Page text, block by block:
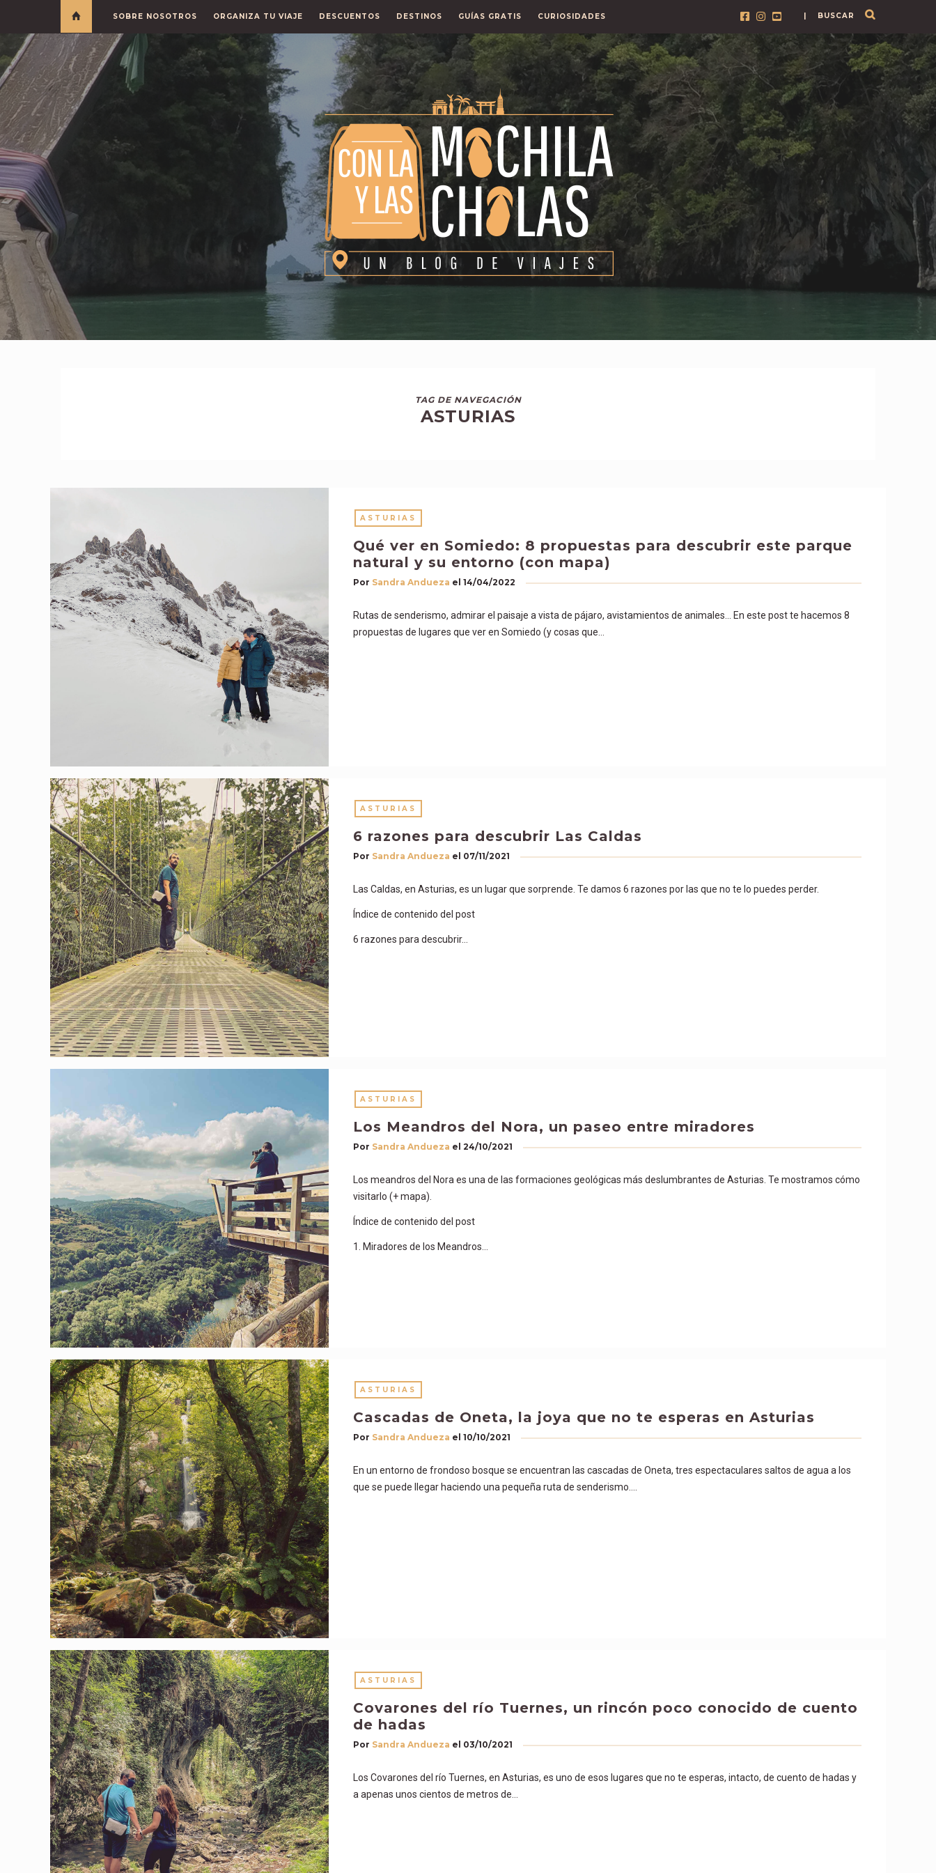
| BUSCAR
SOBRE NOSOTROS ORGANIZA TU VIAJE DESCUENTOS DESTINOS GUÍAS GRATIS CURIOSIDADES
TAG DE NAVEGACIÓN
ASTURIAS
ASTURIAS
Qué ver en Somiedo: 8 propuestas para descubrir este parque
natural y su entorno (con mapa)
Por Sandra Andueza el 14/04/2022
Rutas de senderismo, admirar el paisaje a vista de pájaro, avistamientos de animales… En este post te hacemos 8
propuestas de lugares que ver en Somiedo (y cosas que…
ASTURIAS
6 razones para descubrir Las Caldas
Por Sandra Andueza el 07/11/2021
Las Caldas, en Asturias, es un lugar que sorprende. Te damos 6 razones por las que no te lo puedes perder.
Índice de contenido del post
6 razones para descubrir…
ASTURIAS
Los Meandros del Nora, un paseo entre miradores
Por Sandra Andueza el 24/10/2021
Los meandros del Nora es una de las formaciones geológicas más deslumbrantes de Asturias. Te mostramos cómo
visitarlo (+ mapa).
Índice de contenido del post
1. Miradores de los Meandros…
ASTURIAS
Cascadas de Oneta, la joya que no te esperas en Asturias
Por Sandra Andueza el 10/10/2021
En un entorno de frondoso bosque se encuentran las cascadas de Oneta, tres espectaculares saltos de agua a los
que se puede llegar haciendo una pequeña ruta de senderismo….
ASTURIAS
Covarones del río Tuernes, un rincón poco conocido de cuento
de hadas
Por Sandra Andueza el 03/10/2021
Los Covarones del río Tuernes, en Asturias, es uno de esos lugares que no te esperas, intacto, de cuento de hadas y
a apenas unos cientos de metros de…